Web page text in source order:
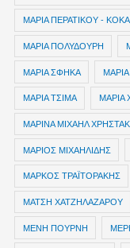
ΜΑΡΙΑ ΠΕΡΑΤΙΚΟΥ -
ΜΑΡΙΑ ΠΟΛΥΔΟΥΡΗ
ΜΑΡΙΑ ΣΦΗΚΑ
ΜΑΡΙΑ ΤΣΙΜΑ ΜΑΡΙΑ
ΜΑΡΙΝΑ ΜΙΧΑΗΛ
ΜΑΡΙΟΣ ΜΙΧΑΗΛΙΔΗΣ
ΜΑΡΚΟΣ ΤΡΑΪΤΟΡΑΚΗΣ
ΜΑΤΣΗ ΧΑΤΖΗΛΑΖΑΡΟΥ
ΜΕΝΗ ΠΟΥΡΝΗ